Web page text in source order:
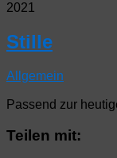
2021
Stille
Allgemein
Passend zur
Teilen mit: